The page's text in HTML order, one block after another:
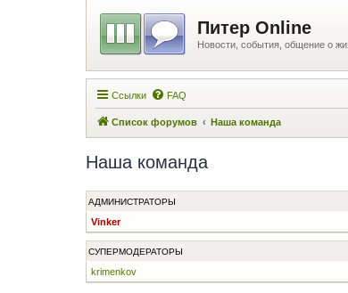
Питер Online
Новости, события, общение о
Ссылки FAQ
Список форумов Наша команда
Наша команда
АДМИНИСТРАТОРЫ
Vinker
СУПЕРМОДЕРАТОРЫ
krimenkov